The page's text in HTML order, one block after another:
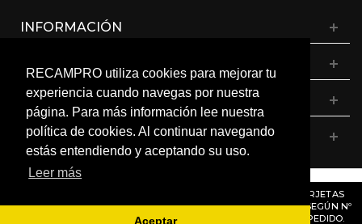
RECAMPRO utiliza cookies para mejorar tu
experiencia cuando navegas por nuestra
página. Para más información lee nuestra
política de cookies. Al continuar navegando
estás entendiendo y aceptando su uso.
Leer más
Aceptar
: RECORDAMOS QUE MÓDULOS, PROGRAMADORES Y TARJETAS
ELECTRÓNICAS DENTRO DEL MISMO MODELO PUEDEN VARIAR SEGÚN Nº
DE SERIE O VERSIÓN. CONSÚLTANOS ANTES DE REALIZAR UN PEDIDO.
INFORMACIÓN
MI CUENTA
CONTÁCTANOS